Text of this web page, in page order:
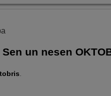
Sen un nesen